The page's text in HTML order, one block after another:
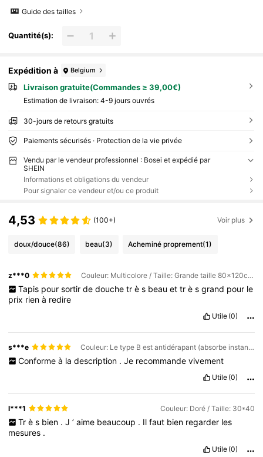
Guide des tailles
Quantité(s):
Expédition à Belgium
Livraison gratuite(Commandes ≥ 39,00€)
Estimation de livraison: 4-9 jours ouvrés
30-jours de retours gratuits
Paiements sécurisés · Protection de la vie privée
Vendu par le vendeur professionnel : Bosei et expédié par
SHEIN
Informations et obligations du vendeur
Pour signaler ce vendeur et/ou ce produit
4,53 (100+) Voir plus
doux/douce(86) beau(3) Acheminé proprement(1)
z***0 Couleur: Multicolore / Taille: Grande taille 80x120cm/31,5x41,2in
Tapis pour sortir de douche tr è s beau et tr è s grand pour le
prix rienà redire
Utile (0)
s***e Couleur: Le type B est antidérapant (absorbe instantanément les taches d'eau en 4 secondes) / Taille: 60*90
Conforme à la description . Je recommande vivement
Utile (0)
l***1 Couleur: Doré / Taille: 30*40
Tr è s bien . J ’ aime beaucoup . Il faut bien regarder les
mesures .
Utile (0)